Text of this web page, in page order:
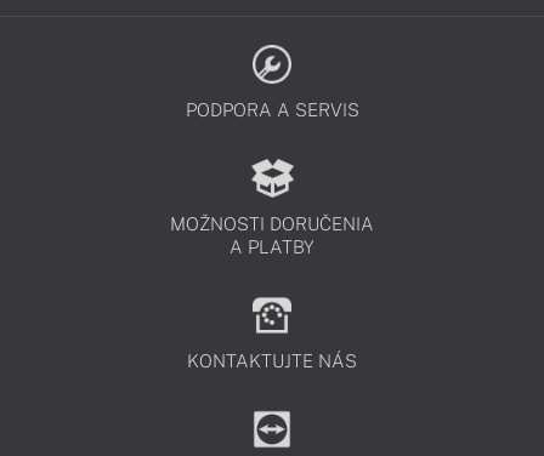
PODPORA A SERVIS
MOŽNOSTI DORUČENIA
A PLATBY
KONTAKTUJTE NÁS